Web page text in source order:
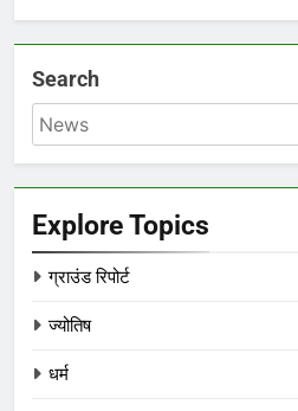
Search
Explore Topics
ग्राउंड रिपोर्ट
ज्योतिष
धर्म